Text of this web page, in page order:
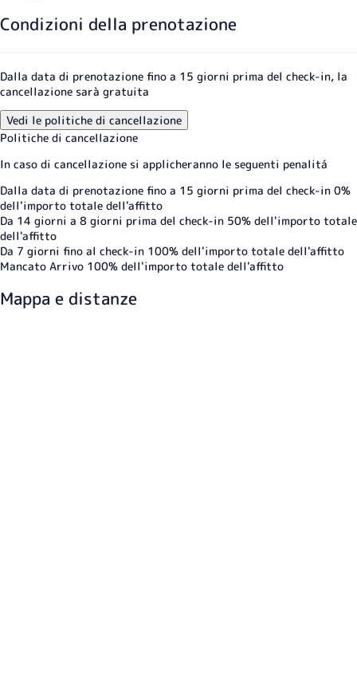
Condizioni della prenotazione
Dalla data di prenotazione fino a 15 giorni prima del check-in, la
cancellazione sarà gratuita
Vedi le politiche di cancellazione
Politiche di cancellazione
In caso di cancellazione si applicheranno le seguenti penalitá
Dalla data di prenotazione fino a 15 giorni prima del check-in 0%
dell'importo totale dell'affitto
Da 14 giorni a 8 giorni prima del check-in 50% dell'importo totale
dell'affitto
Da 7 giorni fino al check-in 100% dell'importo totale dell'affitto
Mancato Arrivo 100% dell'importo totale dell'affitto
Mappa e distanze